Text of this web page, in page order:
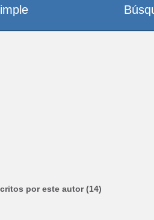
por este autor (14)